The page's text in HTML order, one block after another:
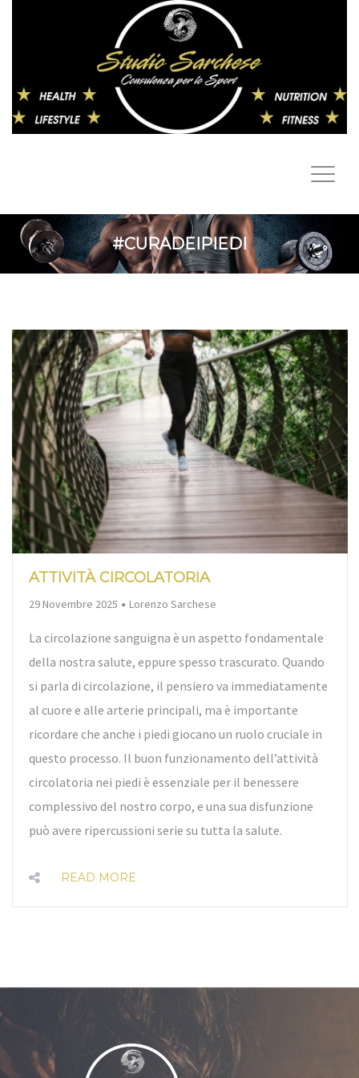
#CURADEIPIEDI
ATTIVITÀ CIRCOLATORIA
29 Novembre 2025 By
Lorenzo Sarchese
La circolazione sanguigna è un aspetto fondamentale
della nostra salute, eppure spesso trascurato. Quando
si parla di circolazione, il pensiero va immediatamente
al cuore e alle arterie principali, ma è importante
ricordare che anche i piedi giocano un ruolo cruciale in
questo processo. Il buon funzionamento dell’attività
circolatoria nei piedi è essenziale per il benessere
complessivo del nostro corpo, e una sua disfunzione
può avere ripercussioni serie su tutta la salute.
READ MORE